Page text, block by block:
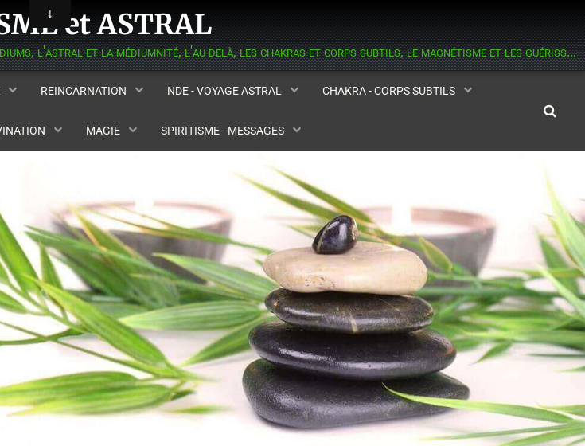
et ASTRAL
informations sur les esprits, les médiums, l'astral et la médiumnité, l'au delà, les chakras et corps subtils, le magnétisme et les guérisseurs, la réincarnation, l'aide contre les hantises.
REINCARNATION NDE - VOYAGE ASTRAL CHAKRA - CORPS SUBTILS
MAGIE SPIRITISME - MESSAGES